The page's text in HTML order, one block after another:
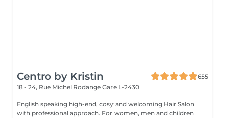
Centro by Kristin
655
18 - 24, Rue Michel Rodange Gare L-2430
English speaking high-end, cosy and welcoming Hair Salon
with professional approach. For women, men and children